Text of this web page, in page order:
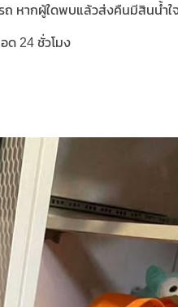
ถ หากผู้ใดพบแล้วส่งคืนมีสินน้ำใ
ด 24 ชั่วโมง